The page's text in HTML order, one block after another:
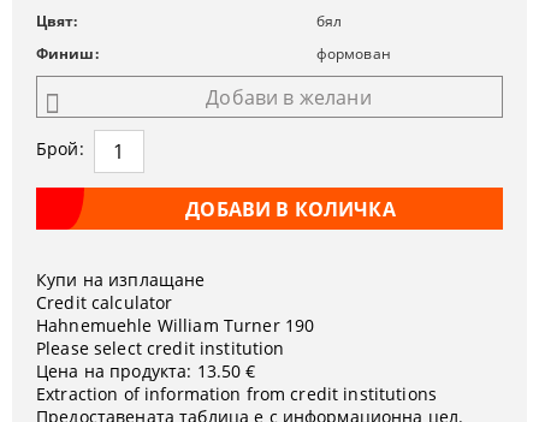
Цвят:
бял
Финиш:
формован
Добави в желани
Брой:
Купи на изплащане
Credit calculator
Hahnemuehle William Turner 190
Please select credit institution
Цена на продукта: 13.50 €
Extraction of information from credit institutions
Предоставената таблица е с информационна цел.